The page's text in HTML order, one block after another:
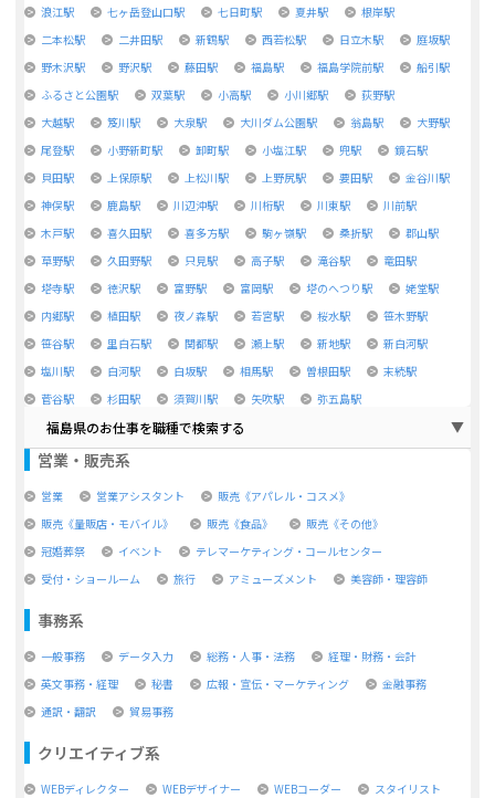
浪江駅 七ヶ岳登山口駅 七日町駅 夏井駅
根岸駅
二本松駅
二井田駅 新鶴駅 西若松駅 日立木駅
庭坂駅
野木沢駅
野沢駅 藤田駅 福島駅 福島学院前駅
船引駅
ふるさと公園駅
双葉駅 小高駅 小川郷駅
荻野駅
大越駅
笈川駅 大泉駅 大川ダム公園駅 翁島駅
大野駅
尾登駅
小野新町駅 卸町駅 小塩江駅 兜駅
鏡石駅
貝田駅
上保原駅 上松川駅 上野尻駅 要田駅
金谷川駅
神俣駅
鹿島駅 川辺沖駅 川桁駅 川東駅
川前駅
木戸駅
喜久田駅 喜多方駅 駒ヶ嶺駅 桑折駅
郡山駅
草野駅
久田野駅 只見駅 高子駅 滝谷駅
竜田駅
塔寺駅
徳沢駅 富野駅 富岡駅 塔のへつり駅
姥堂駅
内郷駅
植田駅 夜ノ森駅 若宮駅 桜水駅
笹木野駅
笹谷駅
里白石駅 関都駅 瀬上駅 新地駅
新白河駅
塩川駅
白河駅 白坂駅 相馬駅 曽根田駅
末続駅
菅谷駅
杉田駅 須賀川駅 矢吹駅 弥五島駅
福島県のお仕事を職種で検索する
営業・販売系
営業 営業アシスタント
販売《アパレル・コスメ》
販売《量販店・モバイル》
販売《食品》
販売《その他》
冠婚葬祭
イベント
テレマーケティング・コールセンター
受付・ショールーム
旅行 アミューズメント 美容師・理容師
事務系
一般事務 データ入力 総務・人事・法務
経理・財務・会計
英文事務・経理
秘書 広報・宣伝・マーケティング
金融事務
通訳・翻訳
貿易事務
クリエイティブ系
WEBディレクター WEBデザイナー WEBコーダー
スタイリスト